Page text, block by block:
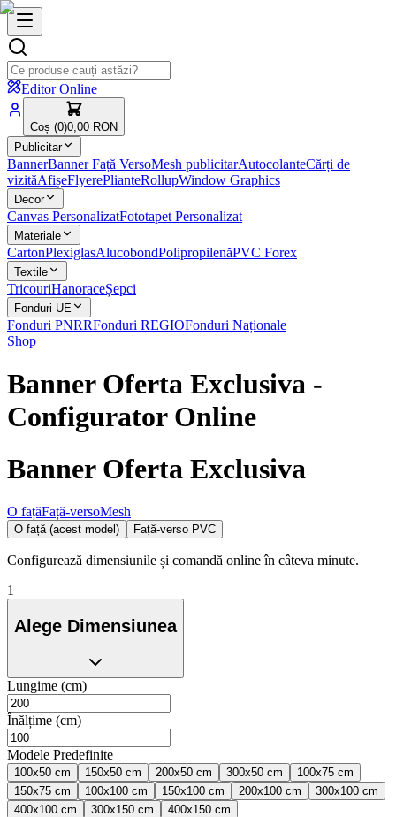
Editor Online
Coș (0)0,00 RON
Publicitar
BannerBanner Față VersoMesh publicitarAutocolanteCărți de
vizităAfișeFlyerePlianteRollupWindow Graphics
Decor
Canvas PersonalizatFototapet Personalizat
Materiale
CartonPlexiglasAlucobondPolipropilenăPVC Forex
Textile
TricouriHanoraceȘepci
Fonduri UE
Fonduri PNRRFonduri REGIOFonduri Naționale
Shop
Banner Oferta Exclusiva -
Configurator Online
Banner Oferta Exclusiva
O fațăFață-versoMesh
O față (acest model) Față-verso PVC
Configurează dimensiunile și comandă online în câteva minute.
1
Alege Dimensiunea
Lungime (cm)
Înălțime (cm)
Modele Predefinite
100x50 cm 150x50 cm 200x50 cm 300x50 cm
100x75 cm
150x75 cm
100x100 cm 150x100 cm 200x100 cm
300x100 cm
400x100 cm
300x150 cm 400x150 cm